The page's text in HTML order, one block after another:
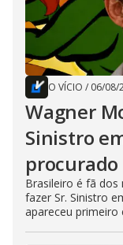
O VÍCIO / 06/08/
Wagner
Sinistro
procurado
Brasileiro é fã
fazer Sr. Sinistro
apareceu primeiro